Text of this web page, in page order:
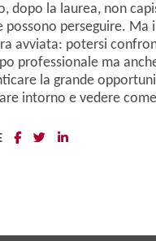
dopo la laurea, non
possono perseguire. Ma
avviata: potersi
professionale ma
la grande
intorno e vedere